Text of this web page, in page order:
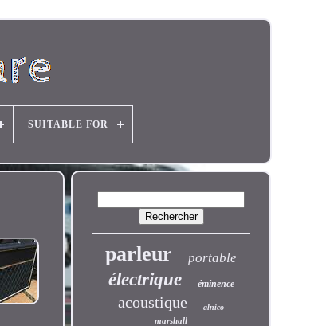
SUITABLE FOR
parleur portable
électrique éminence
acoustique alnico
marshall